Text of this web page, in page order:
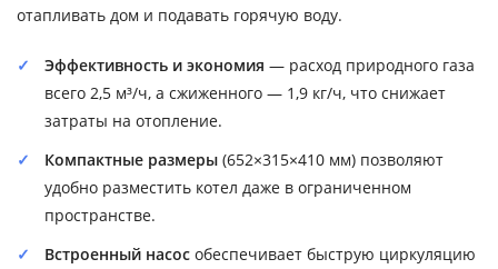
отапливать дом и подавать горячую воду.
Эффективность и экономия — расход природного газа
всего 2,5 м³/ч, а сжиженного — 1,9 кг/ч, что снижает
затраты на отопление.
Компактные размеры (652×315×410 мм) позволяют
удобно разместить котел даже в ограниченном
пространстве.
Встроенный насос обеспечивает быструю циркуляцию